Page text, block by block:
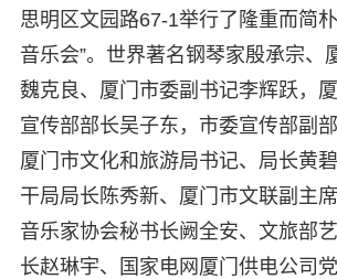
思明区文园路67-1举行了隆重而简
音乐会”。世界著名钢琴家殷承宗、
魏克良、厦门市委副书记李辉跃，厦
宣传部部长吴子东，市委宣传部副部
厦门市文化和旅游局书记、局长黄
干局局长陈秀新、厦门市文联副主
音乐家协会秘书长阙全安、文旅部
长赵琳宇、国家电网厦门供电公司